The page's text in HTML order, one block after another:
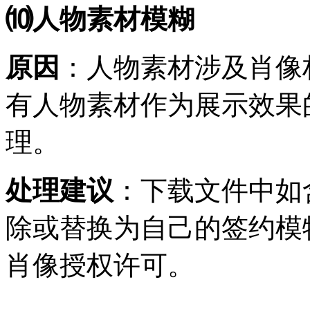
⑽人物素材模糊
原因 ：人物素材涉及肖
有人物素材作为展示效
理。
处理建议 ：下载文件中
除或替换为自己的签约
肖像授权许可。